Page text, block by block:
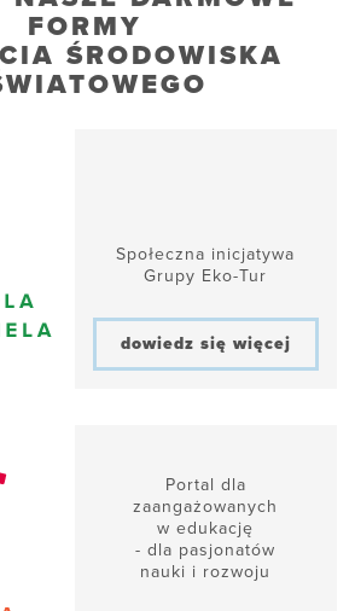
FORMY
ŚRODOWISKA
Społeczna inicjatywa
Grupy Eko-Tur
dowiedz się więcej
Portal dla
zaangażowanych
w edukację
- dla pasjonatów
nauki i rozwoju